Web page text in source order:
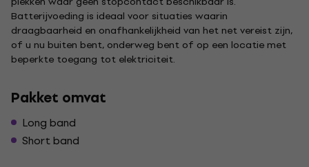
Batterijvoeding is ideaal voor situaties waarin
draagbaarheid en onafhankelijkheid van het net vereist zijn,
of u nu buiten bent, onderweg bent of op een locatie met
beperkte toegang tot elektriciteit.
Pakket omvat
Long band
Short band